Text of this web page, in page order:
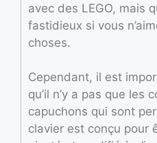
avec des LEGO, mais
fastidieux si vous
choses.
Cependant, il est
qu’il n’y a pas que les
capuchons qui sont
clavier est conçu pour